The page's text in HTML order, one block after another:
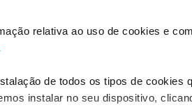
relativa ao uso de cookies e
de todos os tipos de cookies
instalar no seu dispositivo,